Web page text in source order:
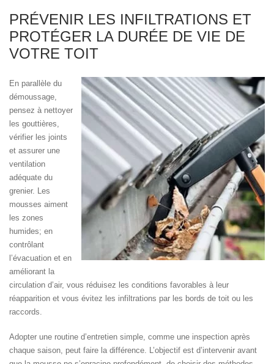
PRÉVENIR LES INFILTRATIONS ET
PROTÉGER LA DURÉE DE VIE DE
VOTRE TOIT
En parallèle du
démoussage,
pensez à nettoyer
les gouttières,
vérifier les joints
et assurer une
ventilation
adéquate du
grenier. Les
mousses aiment
les zones
humides; en
contrôlant
l’évacuation et en
améliorant la
circulation d’air, vous réduisez les conditions favorables à leur
réapparition et vous évitez les infiltrations par les bords de toit ou les
raccords.
Adopter une routine d’entretien simple, comme une inspection après
chaque saison, peut faire la différence. L’objectif est d’intervenir avant